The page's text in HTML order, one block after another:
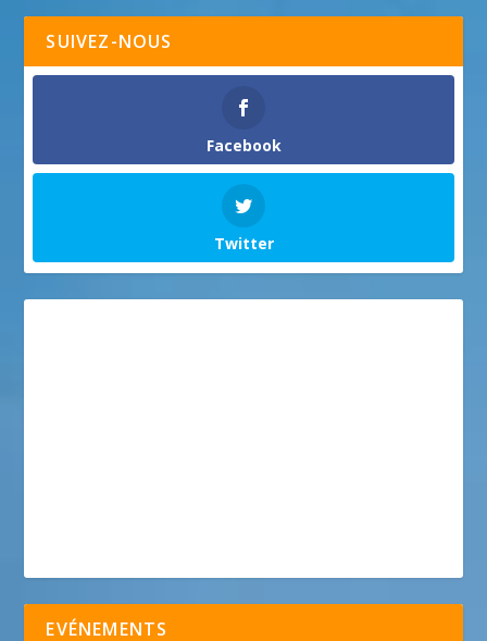
SUIVEZ-NOUS
Facebook
Twitter
EVÉNEMENTS